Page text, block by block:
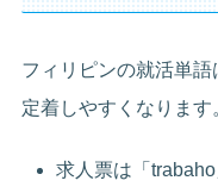
フィリピンの就活単
定着しやすくなります
求人票は「